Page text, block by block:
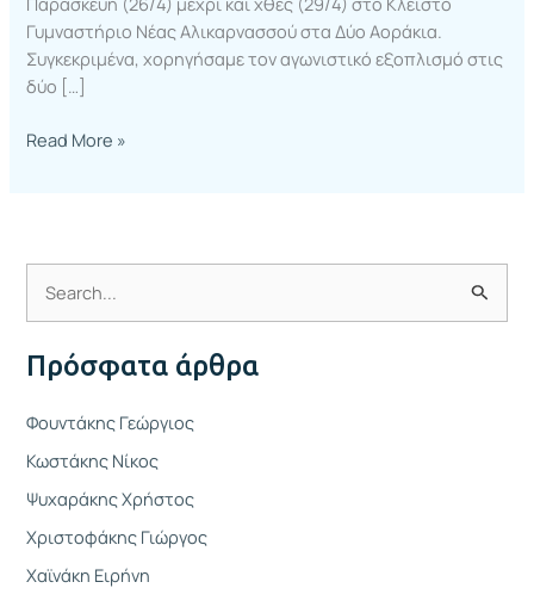
Γυμναστήριο Νέας Αλικαρνασσού στα Δύο Αοράκια.
Συγκεκριμένα, χορηγήσαμε τον αγωνιστικό εξοπλισμό στις
δύο […]
Read More »
ν
α
ή
τ
η
σ
η
Πρόσφατα άρθρα
Φουντάκης Γεώργιος
Κωστάκης Νίκος
Ψυχαράκης Χρήστος
Χριστοφάκης Γιώργος
Χαϊνάκη Ειρήνη